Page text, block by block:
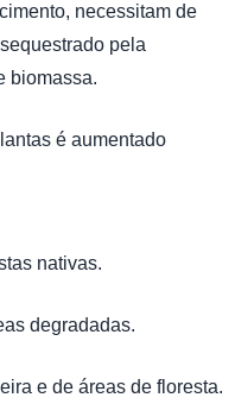
necessitam de
pela
biomassa.
é aumentado
nativas.
degradadas.
e de áreas de floresta.